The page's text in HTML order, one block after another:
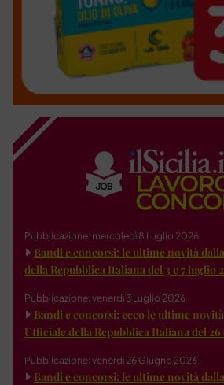
Pubblicazione: mercoledì 8 Luglio 2026
Bandi e concorsi: le ultime novità
della Repubblica Italiana del 3 e 7 luglio
Pubblicazione: venerdì 3 Luglio 2026
Bandi e concorsi: ecco le ultime
Ufficiale della Repubblica Italiana del 26
Pubblicazione: venerdì 26 Giugno 2026
Bandi e concorsi: le ultime novità